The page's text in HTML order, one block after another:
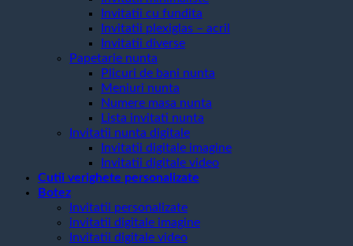
Invitatii cu fundita
Invitatii plexiglas – acril
Invitatii diverse
Papetarie nunta
Plicuri de bani nunta
Meniuri nunta
Numere masa nunta
Lista invitati nunta
Invitatii nunta digitale
Invitatii digitale imagine
Invitatii digitale video
Cutii verighete personalizate
Botez
Invitatii personalizate
invitatii digitale imagine
Invitatii digitale video